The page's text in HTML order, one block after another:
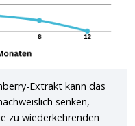
Extrakt kann das
senken,
zu wiederkehrenden